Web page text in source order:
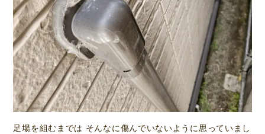
足場を組むまでは そんなに傷んでいないように思っていまし